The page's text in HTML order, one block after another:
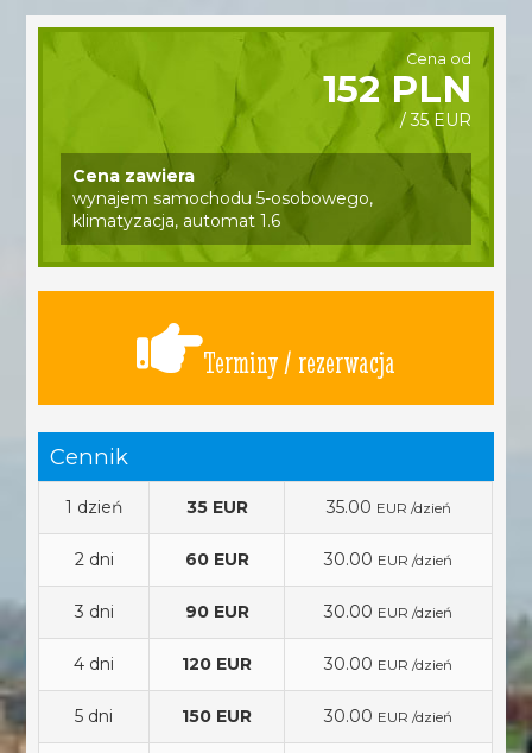
Cena od
152 PLN
/ 35 EUR
Cena zawiera
wynajem samochodu 5-osobowego,
klimatyzacja, automat 1.6
Terminy / rezerwacja
Cennik
1 dzień 35 EUR 35.00 EUR /dzień
2 dni 60 EUR 30.00 EUR /dzień
3 dni 90 EUR 30.00 EUR /dzień
4 dni 120 EUR 30.00 EUR /dzień
5 dni 150 EUR 30.00 EUR /dzień